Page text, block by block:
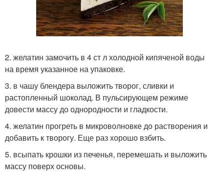
2. желатин замочить в 4 ст л холодной кипяченой воды
на время указанное на упаковке.
3. в чашу блендера выложить творог, сливки и
растопленный шоколад. В пульсирующем режиме
довести массу до однородности и гладкости.
4. желатин прогреть в микроволновке до растворения и
добавить к творогу. Еще раз хорошо взбить.
5. всыпать крошки из печенья, перемешать и выложить
массу поверх основы.